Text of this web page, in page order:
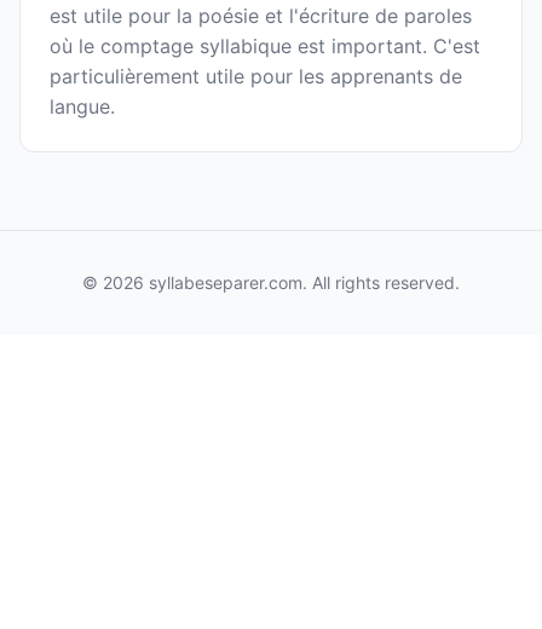
est utile pour la poésie et l'écriture de paroles
où le comptage syllabique est important. C'est
particulièrement utile pour les apprenants de
langue.
© 2026 syllabeseparer.com. All rights reserved.